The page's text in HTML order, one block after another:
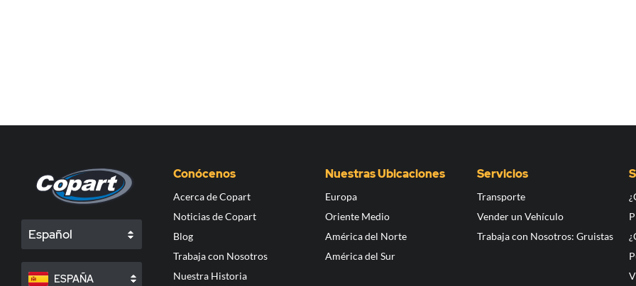
Español
ESPAÑA
Conócenos
Acerca de Copart
Noticias de Copart
Blog
Trabaja con Nosotros
Nuestra Historia
Nuestras Ubicaciones
Europa
Oriente Medio
América del Norte
América del Sur
Servicios
Transporte
Vender un Vehículo
Trabaja con Nosotros: Gruistas